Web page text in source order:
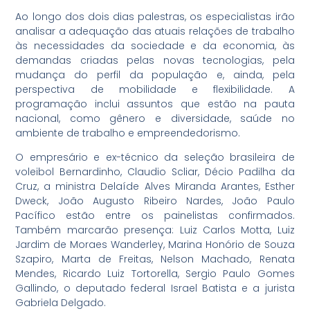
Ao longo dos dois dias palestras, os especialistas irão
analisar a adequação das atuais relações de trabalho
às necessidades da sociedade e da economia, às
demandas criadas pelas novas tecnologias, pela
mudança do perfil da população e, ainda, pela
perspectiva de mobilidade e flexibilidade. A
programação inclui assuntos que estão na pauta
nacional, como gênero e diversidade, saúde no
ambiente de trabalho e empreendedorismo.
O empresário e ex-técnico da seleção brasileira de
voleibol Bernardinho, Claudio Scliar, Décio Padilha da
Cruz, a ministra Delaíde Alves Miranda Arantes, Esther
Dweck, João Augusto Ribeiro Nardes, João Paulo
Pacífico estão entre os painelistas confirmados.
Também marcarão presença: Luiz Carlos Motta, Luiz
Jardim de Moraes Wanderley, Marina Honório de Souza
Szapiro, Marta de Freitas, Nelson Machado, Renata
Mendes, Ricardo Luiz Tortorella, Sergio Paulo Gomes
Gallindo, o deputado federal Israel Batista e a jurista
Gabriela Delgado.